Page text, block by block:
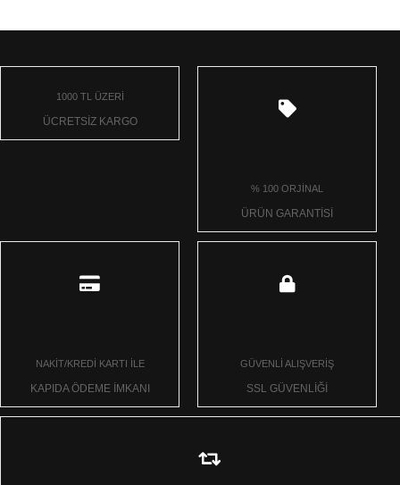
1000 TL ÜZERİ
ÜCRETSİZ KARGO
% 100 ORJİNAL
ÜRÜN GARANTİSİ
NAKİT/KREDİ KARTI İLE
KAPIDA ÖDEME İMKANI
GÜVENLİ ALIŞVERİŞ
SSL GÜVENLİĞİ